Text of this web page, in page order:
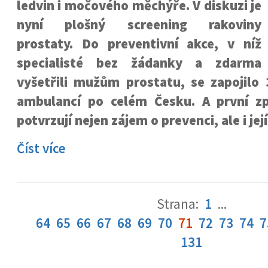
ledvin i močového měchýře. V diskuzi je
nyní plošný screening rakoviny
prostaty. Do preventivní akce, v níž
specialisté bez žádanky a zdarma
vyšetřili mužům prostatu, se zapojilo
ambulancí po celém Česku. A první
potvrzují nejen zájem o prevenci, ale i
Číst více
Strana: 1 ...
64 65 66 67 68 69 70 71 72 73 74
131